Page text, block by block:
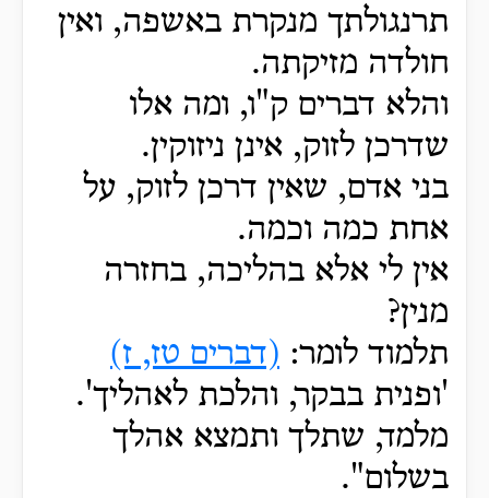
תרנגולתך מנקרת באשפה, ואין
חולדה מזיקתה.
והלא דברים ק"ו, ומה אלו
שדרכן לזוק, אינן ניזוקין.
בני אדם, שאין דרכן לזוק, על
אחת כמה וכמה.
אין לי אלא בהליכה, בחזרה
מנין?
תלמוד לומר: (דברים טז, ז)
'ופנית בבקר, והלכת לאהליך'.
מלמד, שתלך ותמצא אהלך
בשלום".